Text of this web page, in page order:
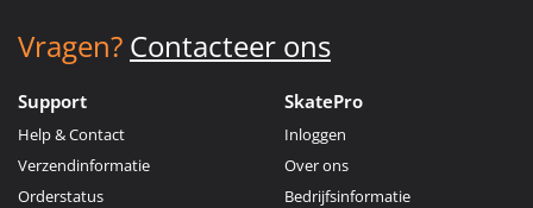
Vragen? Contacteer ons
Support
Help & Contact
Verzendinformatie
Orderstatus
SkatePro
Inloggen
Over ons
Bedrijfsinformatie